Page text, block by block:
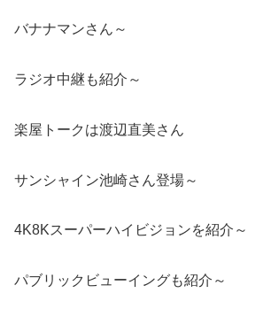
バナナマンさん～
ラジオ中継も紹介～
楽屋トークは渡辺直美さん
サンシャイン池崎さん登場～
4K8Kスーパーハイビジョンを紹介～
パブリックビューイングも紹介～